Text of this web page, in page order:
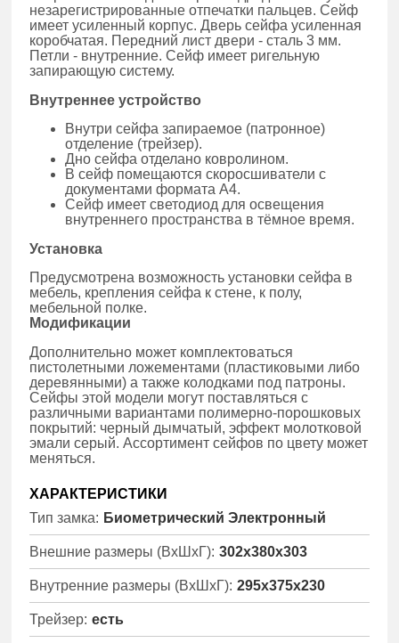
незарегистрированные отпечатки пальцев. Сейф
имеет усиленный корпус. Дверь сейфа усиленная
коробчатая. Передний лист двери - сталь 3 мм.
Петли - внутренние. Сейф имеет ригельную
запирающую систему.
Внутреннее устройство
Внутри сейфа запираемое (патронное)
отделение (трейзер).
Дно сейфа отделано ковролином.
В сейф помещаются скоросшиватели с
документами формата А4.
Сейф имеет светодиод для освещения
внутреннего пространства в тёмное время.
Установка
Предусмотрена возможность установки сейфа в
мебель, крепления сейфа к стене, к полу,
мебельной полке.
Модификации
Дополнительно может комплектоваться
пистолетными ложементами (пластиковыми либо
деревянными) а также колодками под патроны.
Сейфы этой модели могут поставляться с
различными вариантами полимерно-порошковых
покрытий: черный дымчатый, эффект молотковой
эмали серый. Ассортимент сейфов по цвету может
меняться.
ХАРАКТЕРИСТИКИ
Тип замка: Биометрический Электронный
Внешние размеры (ВхШхГ): 302x380x303
Внутренние размеры (ВхШхГ): 295x375x230
Трейзер: есть